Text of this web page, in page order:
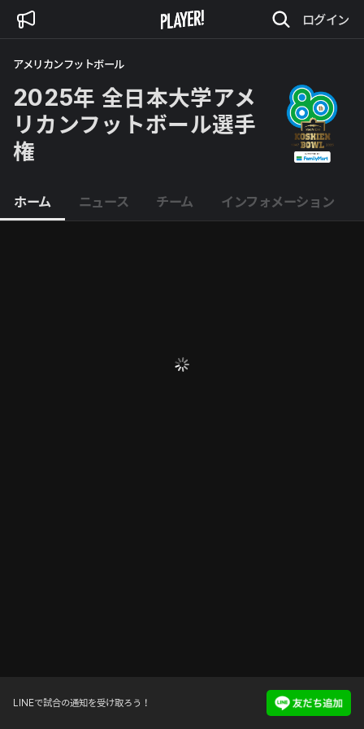
ログイン
アメリカンフットボール
2025年 全日本大学アメ
リカンフットボール選手
権
ホーム ニュース チーム インフォメーション
LINEで試合の通知を受け取ろう！